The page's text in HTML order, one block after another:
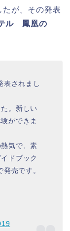
たが、その発表
テル 鳳凰の
表されまし
。新しい
ができま
気で、素
ドブック
売です。